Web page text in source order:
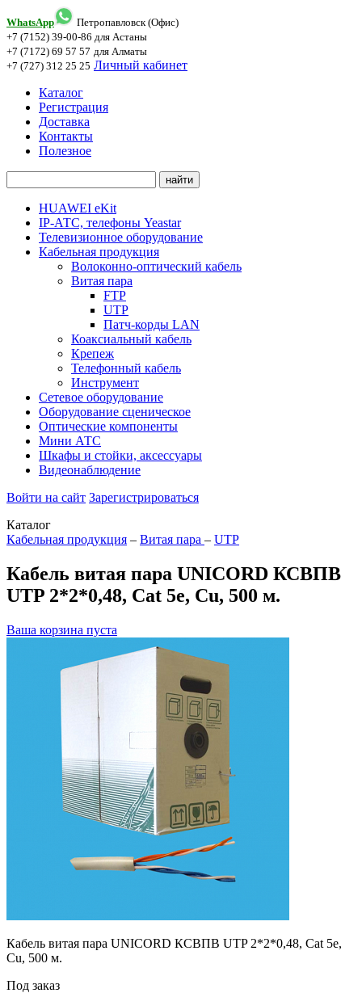
WhatsApp
Петропавловск (Офис)
+7 (7152) 39-00-86 для Астаны
+7 (7172) 69 57 57 для Алматы
+7 (727) 312 25 25 Личный кабинет
Каталог
Регистрация
Доставка
Контакты
Полезное
HUAWEI eKit
IP-АТС, телефоны Yeastar
Телевизионное оборудование
Кабельная продукция
Волоконно-оптический кабель
Витая пара
FTP
UTP
Патч-корды LAN
Коаксиальный кабель
Крепеж
Телефонный кабель
Инструмент
Сетевое оборудование
Оборудование сценическое
Оптические компоненты
Мини АТС
Шкафы и стойки, аксессуары
Видеонаблюдение
Войти на сайт Зарегистрироваться
Каталог
Кабельная продукция – Витая пара – UTP
Кабель витая пара UNICORD КСВПВ
UTP 2*2*0,48, Cat 5e, Cu, 500 м.
Ваша корзина пуста
Кабель витая пара UNICORD КСВПВ UTP 2*2*0,48, Cat 5e,
Cu, 500 м.
Под заказ